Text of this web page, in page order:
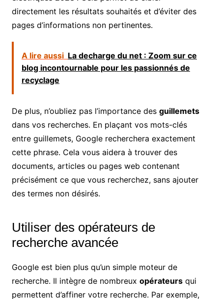
directement les résultats souhaités et d’éviter des
pages d’informations non pertinentes.
A lire aussi La decharge du net : Zoom sur ce
blog incontournable pour les passionnés de
recyclage
De plus, n’oubliez pas l’importance des guillemets
dans vos recherches. En plaçant vos mots-clés
entre guillemets, Google recherchera exactement
cette phrase. Cela vous aidera à trouver des
documents, articles ou pages web contenant
précisément ce que vous recherchez, sans ajouter
des termes non désirés.
Utiliser des opérateurs de
recherche avancée
Google est bien plus qu’un simple moteur de
recherche. Il intègre de nombreux opérateursqui
permettent d’affiner votre recherche. Par exemple,